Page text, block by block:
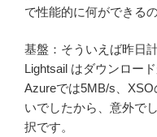
で性能的に何ができる
基盤：そういえば昨日
Lightsail はダウンロー
Azureでは5MB/s、
いでしたから、意外で
択です。